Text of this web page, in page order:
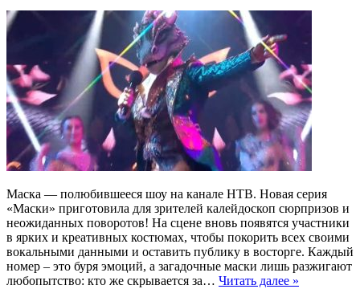
Маска — полюбившееся шоу на канале НТВ. Новая серия
«Маски» приготовила для зрителей калейдоскоп сюрпризов и
неожиданных поворотов! На сцене вновь появятся участники
в ярких и креативных костюмах, чтобы покорить всех своими
вокальными данными и оставить публику в восторге. Каждый
номер – это буря эмоций, а загадочные маски лишь разжигают
любопытство: кто же скрывается за… Читать далее »